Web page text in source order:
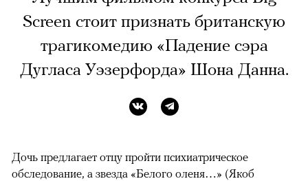
Screen стоит признать британскую
трагикомедию «Падение сэра
Дугласа Уэзерфорда» Шона Данна.
Дочь предлагает отцу пройти психиатрическое
обследование, а звезда «Белого оленя…» (Якоб